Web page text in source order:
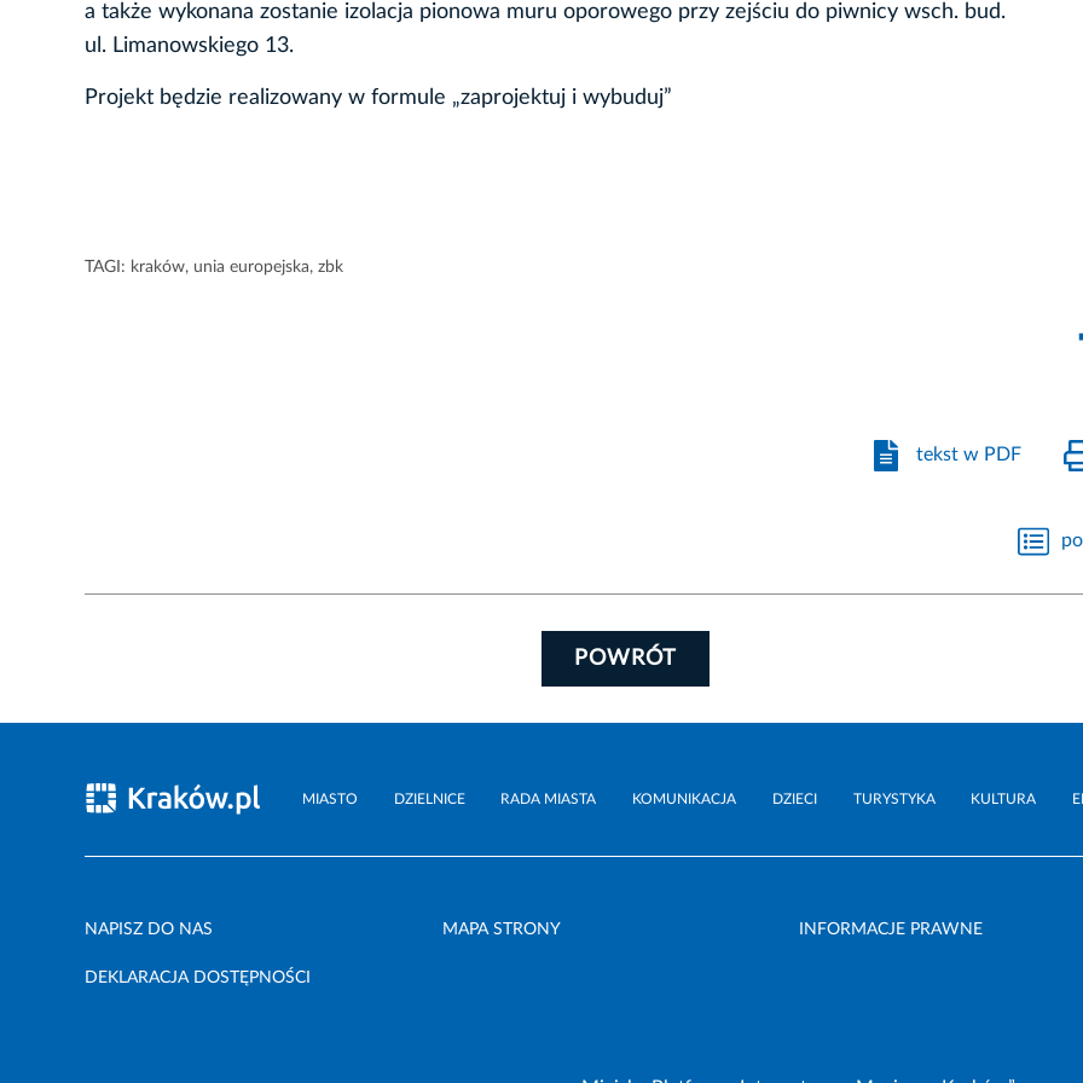
a także wykonana zostanie izolacja pionowa muru oporowego przy zejściu do piwnicy wsch. bud.
ul. Limanowskiego 13.
Projekt będzie realizowany w formule „zaprojektuj i wybuduj”
TAGI: kraków, unia europejska, zbk
tekst w PDF
POWRÓT
MIASTO DZIELNICE RADA MIASTA KOMUNIKACJA DZIECI TURYSTYKA KULTURA
NAPISZ DO NAS MAPA STRONY INFORMACJE PRAWNE
DEKLARACJA DOSTĘPNOŚCI